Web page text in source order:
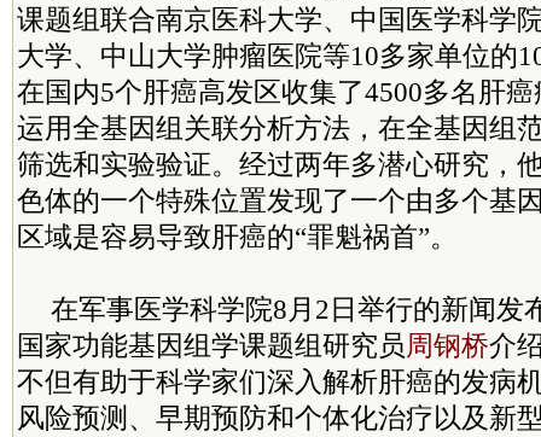
课题组联合南京医科大学、中国医学科学
大学、中山大学肿瘤医院等10多家单位的
在国内5个肝癌高发区收集了4500多名肝
运用全基因组关联分析方法，在全基因组
筛选和实验验证。经过两年多潜心研究，
色体的一个特殊位置发现了一个由多个基
区域是容易导致肝癌的“罪魁祸首”。
在军事医学科学院8月2日举行的新闻发
国家功能基因组学课题组研究员周钢桥介
不但有助于科学家们深入解析肝癌的发病
风险预测、早期预防和个体化治疗以及新